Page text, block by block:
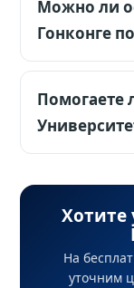
факультет.
$32 320 в
от $2 800 в
Можно ли
Гонконге
Топовые
схема IANG -
Помогаете
заявку и
этапы.
Хотите
На
уточним